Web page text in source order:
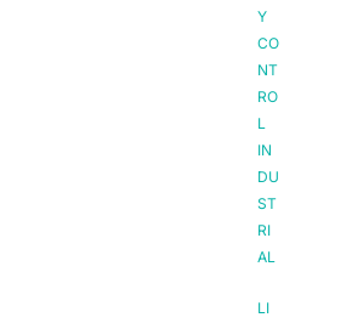
Y
CO
NT
RO
L
IN
DU
ST
RI
AL
LI